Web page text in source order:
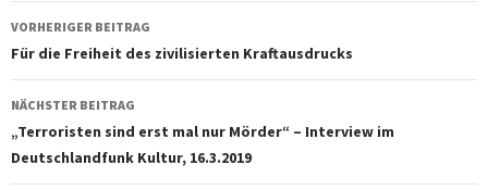
Beitragsnavigation
VORHERIGER BEITRAG
Für die Freiheit des zivilisierten Kraftausdrucks
NÄCHSTER BEITRAG
„Terroristen sind erst mal nur Mörder“ – Interview im
Deutschlandfunk Kultur, 16.3.2019